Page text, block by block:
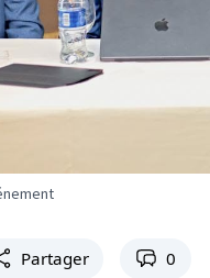
Partager 0